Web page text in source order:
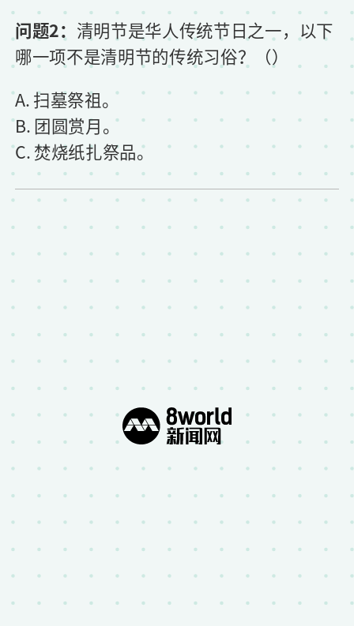
问题2： 清明节是华人传统节日之一，以下
哪一项不是清明节的传统习俗？（）
A. 扫墓祭祖。
B. 团圆赏月。
C. 焚烧纸扎祭品。